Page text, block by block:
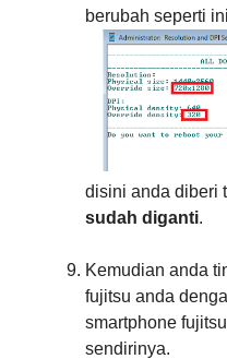
berubah seperti
disini anda diberi
sudah diganti.
Kemudian anda
fujitsu anda
smartphone
sendirinya.